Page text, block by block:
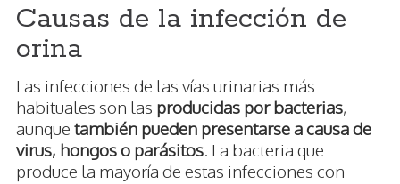
Causas de la infección de
orina
Las infecciones de las vías urinarias más
habituales son las producidas por bacterias,
aunque también pueden presentarse a causa de
virus, hongos o parásitos . La bacteria que
produce la mayoría de estas infecciones con